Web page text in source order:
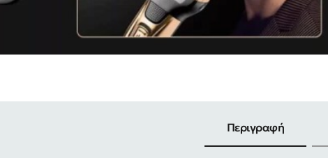
Περιγραφή